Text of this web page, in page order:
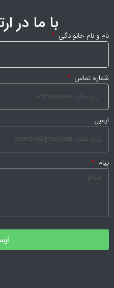
با ما در
نام و نام خانوادگی
شماره تماس
ایمیل
پیام